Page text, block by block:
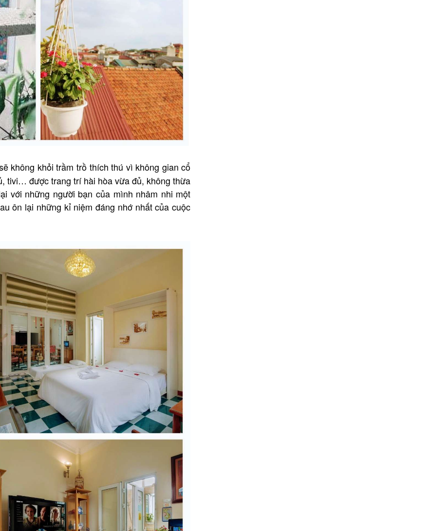
không khỏi trầm trồ thích thú vì không gian cổ
tivi… được trang trí hài hòa vừa đủ, không thừa
với những người bạn của mình nhâm nhi một
ôn lại những kỉ niệm đáng nhớ nhất của cuộc